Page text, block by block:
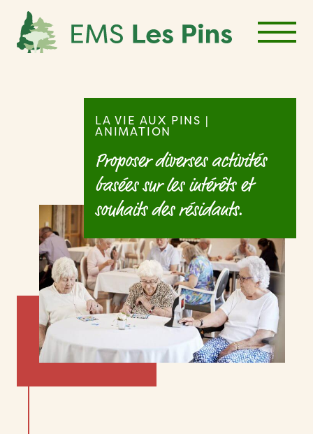
content
LA VIE AUX PINS |
ANIMATION
Proposer diverses activités
basées sur les intérêts et
souhaits des résidants.